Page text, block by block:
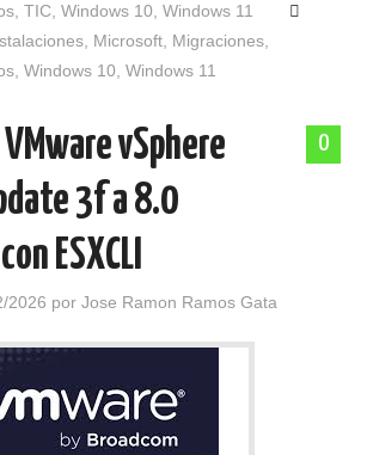
,TIC ,Windows 10 ,Windows 11
Microsoft Migraciones
,Windows 10 ,Windows 11
0
vSphere
3f a 8.0
ESXCLI
2026 porJose Ramon Ramos Gata